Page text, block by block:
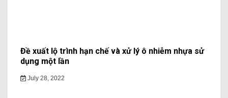
Đề xuất lộ trình hạn chế và xử lý ô nhiễm nhựa sử
dụng một lần
July 28, 2022